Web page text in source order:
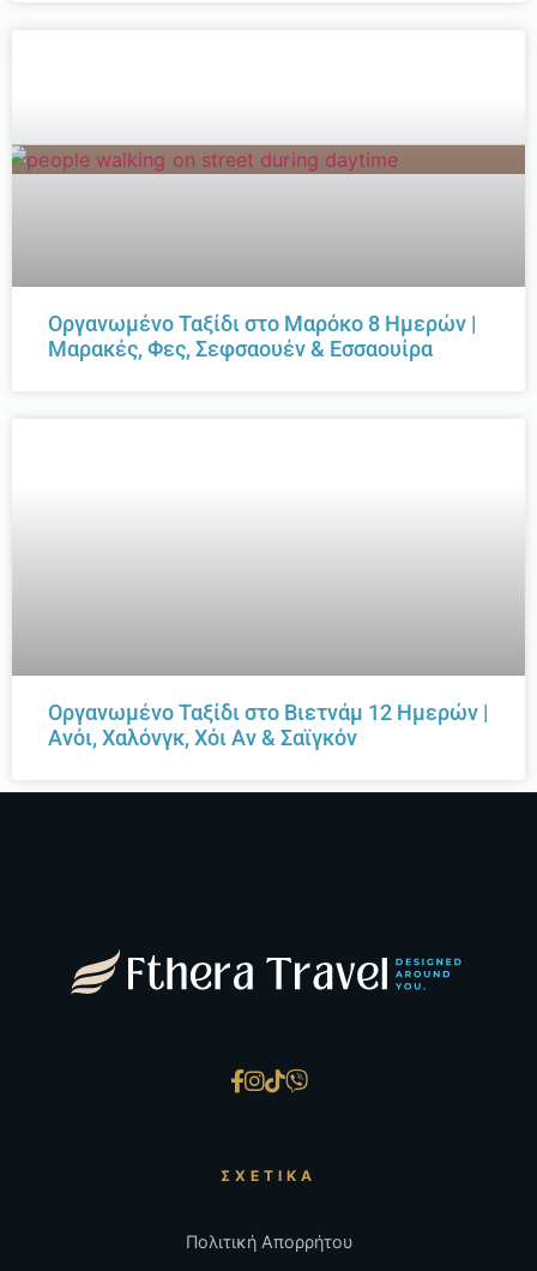
Οργανωμένο Ταξίδι στο Μαρόκο 8 Ημερών |
Μαρακές, Φες, Σεφσαουέν & Εσσαουίρα
Οργανωμένο Ταξίδι στο Βιετνάμ 12 Ημερών |
Ανόι, Χαλόνγκ, Χόι Αν & Σαϊγκόν
ΣΧΕΤΙΚΆ
Πολιτική Απορρήτου